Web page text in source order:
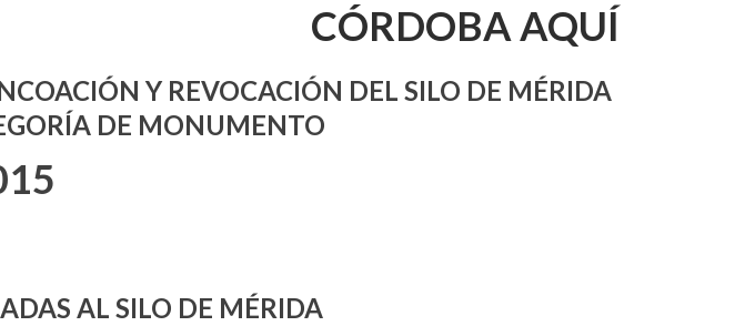
CÓRDOBA AQUÍ
Y REVOCACIÓN DEL SILO DE MÉRIDA
DE MONUMENTO
AL SILO DE MÉRIDA